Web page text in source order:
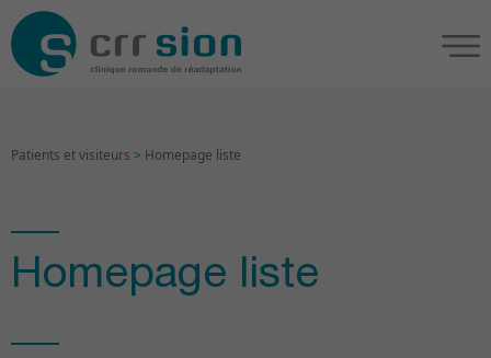
Patients et visiteurs > Homepage liste
Homepage liste